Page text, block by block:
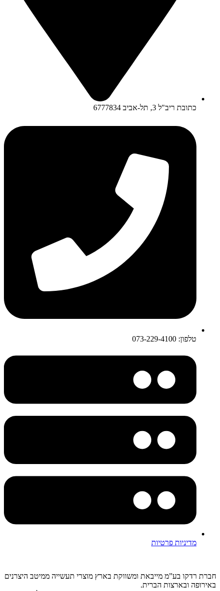
כתובת ריב"ל 3, תל-אביב 6777834
טלפון: 073-229-4100
מדיניות פרטיות
חברת רדקו בע”מ מייבאת ומשווקת בארץ מוצרי תעשייה ממיטב היצרנים
באירופה ובארצות הברית.